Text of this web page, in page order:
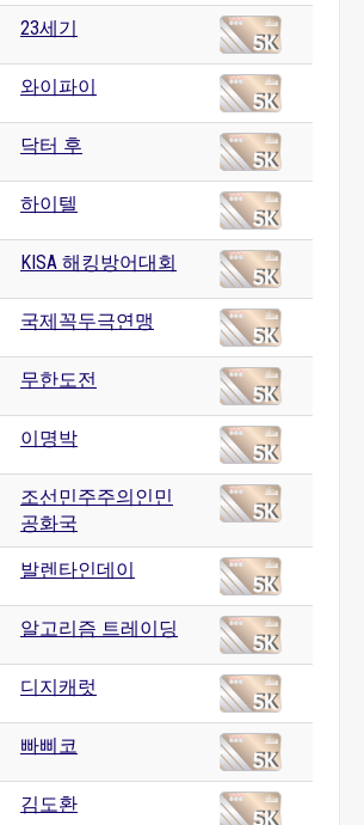
23세기
와이파이
닥터 후
하이텔
KISA 해킹방어대회
국제꼭두극연맹
무한도전
이명박
조선민주주의인민
공화국
발렌타인데이
알고리즘 트레이딩
디지캐럿
빠삐코
김도환